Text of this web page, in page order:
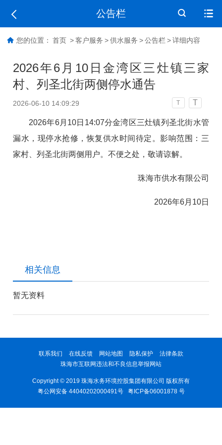
公告栏
您的位置： 首页 > 客户服务 > 供水服务 > 公告栏 > 详细内容
2026年6月10日金湾区三灶镇三家
村、列圣北街两侧停水通告
2026-06-10 14:09:29 T T
2026年6月10日14:07分金湾区三灶镇列圣北街水管
漏水，现停水抢修，恢复供水时间待定。影响范围：三
家村、列圣北街两侧用户。不便之处，敬请谅解。
珠海市供水有限公司
2026年6月10日
相关信息
暂无资料
联系我们 在线反馈 网站地图 隐私保护
法律条款
珠海市互联网违法和不良信息举报网站
Copyright © 2019 珠海水务环境控股集团有限公司 版权所有
粤公网安备 44040202000491号 粤ICP备06001878 号